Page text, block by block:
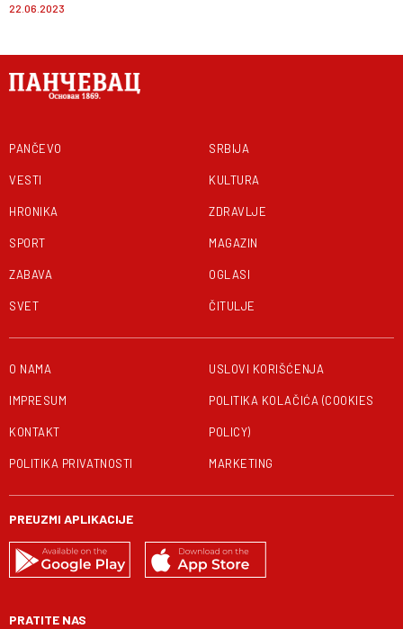
EPOHALNO
22.06.2023
PANČEVO
VESTI
HRONIKA
SPORT
ZABAVA
SVET
SRBIJA
KULTURA
ZDRAVLJE
MAGAZIN
OGLASI
ČITULJE
O NAMA
IMPRESUM
KONTAKT
POLITIKA PRIVATNOSTI
USLOVI KORIŠĆENJA
POLITIKA KOLAČIĆA (COOKIES
POLICY)
MARKETING
PREUZMI APLIKACIJE
PRATITE NAS